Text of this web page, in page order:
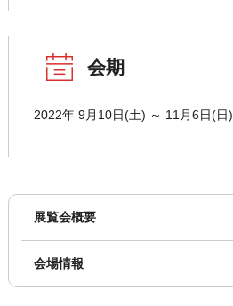
会期
2022年 9月10日(土) ～ 11月6日(日)
展覧会概要
会場情報